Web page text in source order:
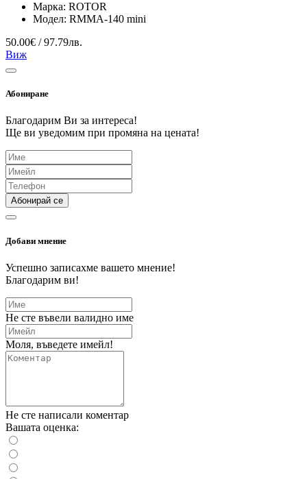
Марка: ROTOR
Модел: RMMA-140 mini
50.00€ / 97.79лв.
Виж
Абониране
Благодарим Ви за интереса!
Ще ви уведомим при промяна на цената!
Абонирай се
Добави мнение
Успешно записахме вашето мнение!
Благодарим ви!
Не сте въвели валидно име
Моля, въведете имейл!
Не сте написали коментар
Вашата оценка: